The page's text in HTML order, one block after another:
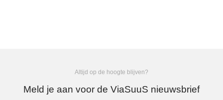
Altijd op de hoogte blijven?
Meld je aan voor de ViaSuuS nieuwsbrief